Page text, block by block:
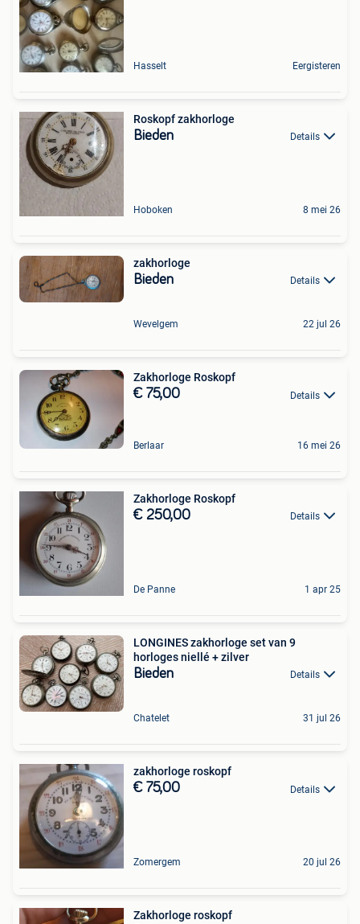
Hasselt Eergisteren
Roskopf zakhorloge
Bieden Details
Hoboken 8 mei 26
zakhorloge
Bieden Details
Wevelgem 22 jul 26
Zakhorloge Roskopf
€ 75,00 Details
Berlaar 16 mei 26
Zakhorloge Roskopf
€ 250,00 Details
De Panne 1 apr 25
LONGINES zakhorloge set van 9
horloges niellé + zilver
Bieden Details
Chatelet 31 jul 26
zakhorloge roskopf
€ 75,00 Details
Zomergem 20 jul 26
Zakhorloge roskopf